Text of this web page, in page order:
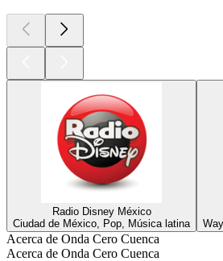
Radio Disney México
Ciudad de México, Pop, Música latina
Acerca de Onda Cero Cuenca
Acerca de Onda Cero Cuenca